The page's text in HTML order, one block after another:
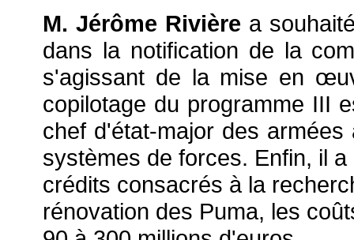
M. Jérôme Rivière a
dans la notification de la
s'agissant de la mise en
copilotage du programme III
chef d'état-major des
systèmes de forces. Enfin, il
crédits consacrés à la
rénovation des Puma, les